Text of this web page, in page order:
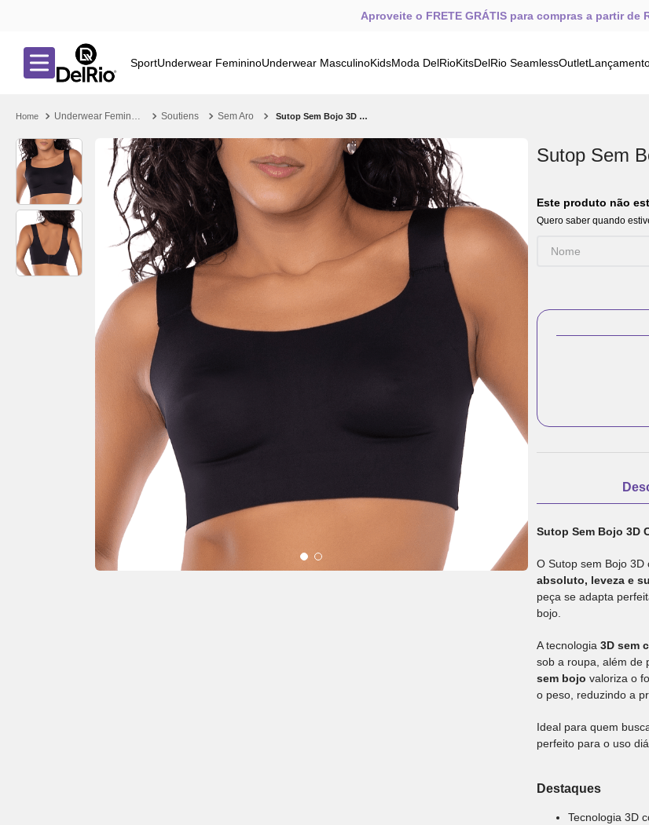
Aproveite o FRETE GRÁTIS para compras a partir de
SportUnderwear FemininoUnderwear MasculinoKidsModa DelRioKitsDelRio SeamlessOutlet
Underwear Feminino Soutiens Sem Aro Sutop Sem Bojo 3D Com Alças Largas Preto
Sutop Sem
Este produto não
Quero saber quando
Sutop Sem Bojo 3D
O Sutop sem Bojo
absoluto, leveza e
peça se adapta
bojo.
A tecnologia 3D sem
sob a roupa, além de
sem bojo valoriza o
o peso, reduzindo a
Ideal para quem
perfeito para o uso
Destaques
Tecnologia 3D